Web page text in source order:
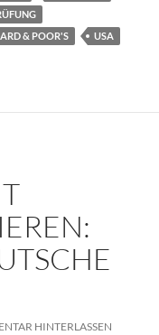
& POOR'S
USA
HINTERLASSEN